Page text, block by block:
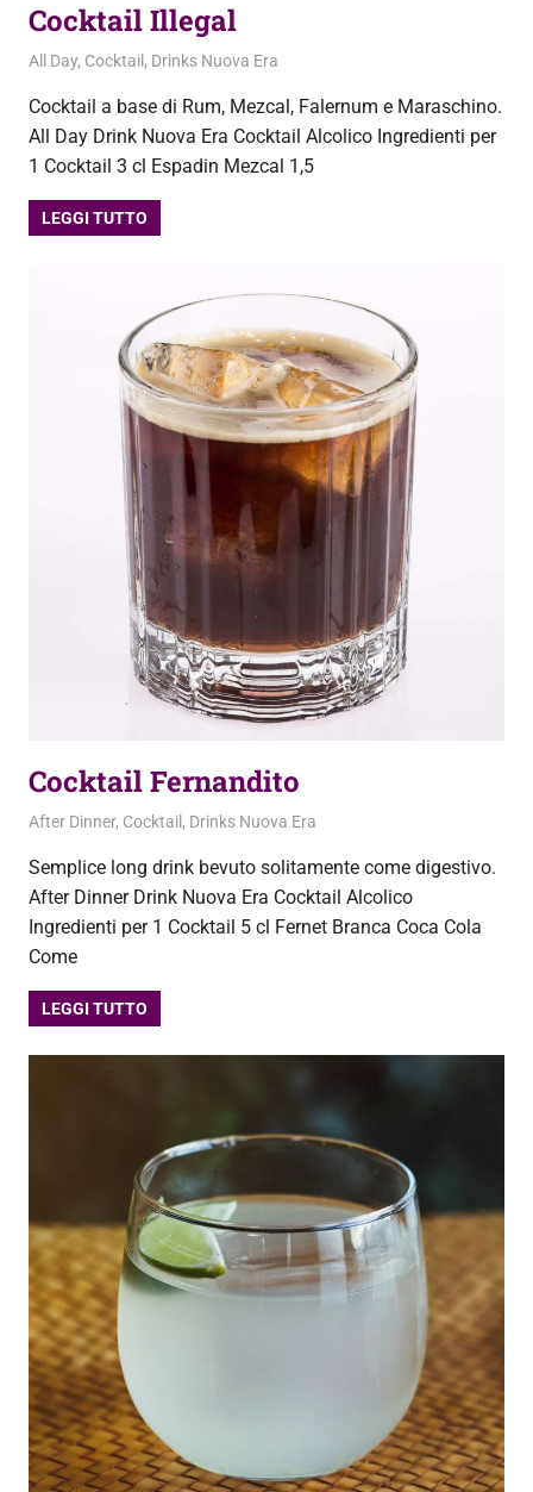
Cocktail Illegal
22 Settembre 2020
admin
All Day, Cocktail , Drinks Nuova Era
Cocktail a base di Rum, Mezcal, Falernum e Maraschino.
All Day Drink Nuova Era Cocktail Alcolico Ingredienti per
1 Cocktail 3 cl Espadin Mezcal 1,5
LEGGI TUTTO
Cocktail Fernandito
22 Settembre 2020
admin
After Dinner, Cocktail , Drinks Nuova Era
Semplice long drink bevuto solitamente come digestivo.
After Dinner Drink Nuova Era Cocktail Alcolico
Ingredienti per 1 Cocktail 5 cl Fernet Branca Coca Cola
Come
LEGGI TUTTO